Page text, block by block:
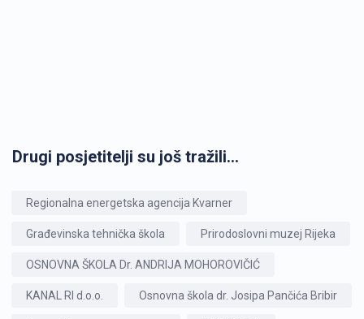
Drugi posjetitelji su još tražili...
Regionalna energetska agencija Kvarner
Građevinska tehnička škola Prirodoslovni muzej Rijeka
OSNOVNA ŠKOLA Dr. ANDRIJA MOHOROVIČIĆ
KANAL RI d.o.o. Osnovna škola dr. Josipa Pančića Bribir